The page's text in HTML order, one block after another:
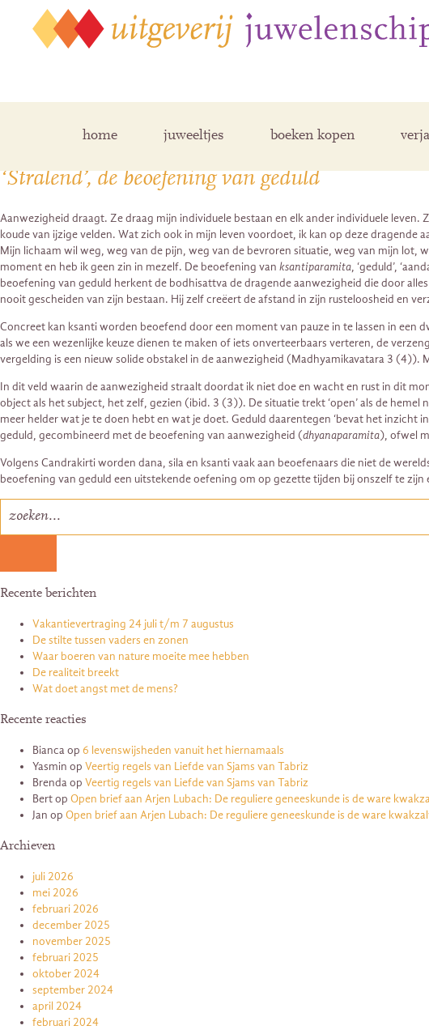
home juweeltjes boeken kopen
Posts Tagged ‘rusteloos’
‘Stralend’, de beoefening van geduld
Aanwezigheid draagt. Ze draag mijn individuele bestaan en elk ander individuele
koude van ijzige velden. Wat zich ook in mijn leven voordoet, ik kan op deze
Mijn lichaam wil weg, weg van de pijn, weg van de bevroren situatie, weg van mijn lot,
moment en heb ik geen zin in mezelf. De beoefening van ksantiparamita, ‘geduld’,
beoefening van geduld herkent de bodhisattva de dragende aanwezigheid die door
nooit gescheiden van zijn bestaan. Hij zelf creëert de afstand in zijn rusteloosheid en
Concreet kan ksanti worden beoefend door een moment van pauze in te lassen in
als we een wezenlijke keuze dienen te maken of iets onverteerbaars verteren, de
vergelding is een nieuw solide obstakel in de aanwezigheid (Madhyamikavatara 3 (4)).
In dit veld waarin de aanwezigheid straalt doordat ik niet doe en wacht en rust in dit
object als het subject, het zelf, gezien (ibid. 3 (3)). De situatie trekt ‘open’ als de
meer helder wat je te doen hebt en wat je doet. Geduld daarentegen ‘bevat het
geduld, gecombineerd met de beoefening van aanwezigheid (dhyanaparamita), ofwel
Volgens Candrakirti worden dana, sila en ksanti vaak aan beoefenaars die niet de
beoefening van geduld een uitstekende oefening om op gezette tijden bij onszelf te zijn
Recente berichten
Vakantievertraging 24 juli t/m 7 augustus
De stilte tussen vaders en zonen
Waar boeren van nature moeite mee hebben
De realiteit breekt
Wat doet angst met de mens?
Recente reacties
Biancaop 6 levenswijsheden vanuit het hiernamaals
Yasmin op Veertig regels van Liefde van Sjams van Tabriz
Brendaop Veertig regels van Liefde van Sjams van Tabriz
Bertop Open brief aan Arjen Lubach: De reguliere geneeskunde is de ware
Jan op Open brief aan Arjen Lubach: De reguliere geneeskunde is de ware
Archieven
juli 2026
mei 2026
februari 2026
december 2025
november 2025
februari 2025
oktober 2024
september 2024
april 2024
februari 2024